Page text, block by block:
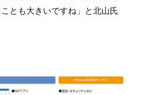
とも大きいですね」と北山氏